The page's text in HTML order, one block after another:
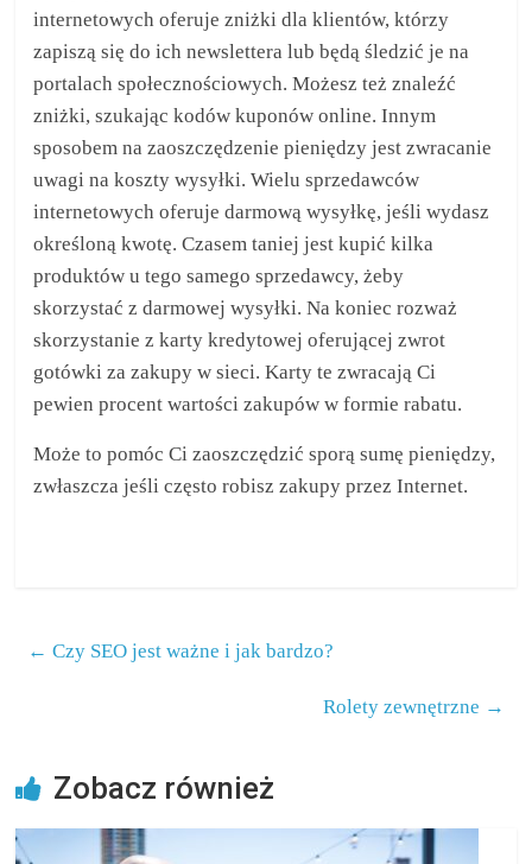
internetowych oferuje zniżki dla klientów, którzy
zapiszą się do ich newslettera lub będą śledzić je na
portalach społecznościowych. Możesz też znaleźć
zniżki, szukając kodów kuponów online. Innym
sposobem na zaoszczędzenie pieniędzy jest zwracanie
uwagi na koszty wysyłki. Wielu sprzedawców
internetowych oferuje darmową wysyłkę, jeśli wydasz
określoną kwotę. Czasem taniej jest kupić kilka
produktów u tego samego sprzedawcy, żeby
skorzystać z darmowej wysyłki. Na koniec rozważ
skorzystanie z karty kredytowej oferującej zwrot
gotówki za zakupy w sieci. Karty te zwracają Ci
pewien procent wartości zakupów w formie rabatu.
Może to pomóc Ci zaoszczędzić sporą sumę pieniędzy,
zwłaszcza jeśli często robisz zakupy przez Internet.
← Czy SEO jest ważne i jak bardzo?
Rolety zewnętrzne →
Zobacz również